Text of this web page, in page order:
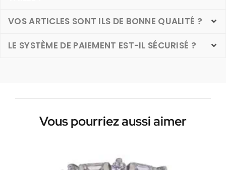
VOS ARTICLES SONT ILS DE BONNE QUALITÉ ?
LE SYSTÈME DE PAIEMENT EST-IL SÉCURISÉ ?
Vous pourriez aussi aimer